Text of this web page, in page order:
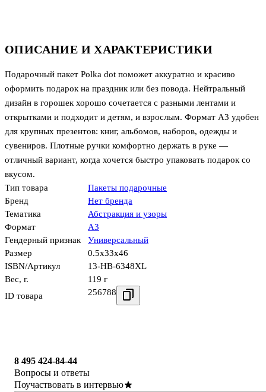
ОПИСАНИЕ И ХАРАКТЕРИСТИКИ
Подарочный пакет Polka dot поможет аккуратно и красиво
оформить подарок на праздник или без повода. Нейтральный
дизайн в горошек хорошо сочетается с разными лентами и
открытками и подходит и детям, и взрослым. Формат А3 удобен
для крупных презентов: книг, альбомов, наборов, одежды и
сувениров. Плотные ручки комфортно держать в руке —
отличный вариант, когда хочется быстро упаковать подарок со
вкусом.
Тип товара
Пакеты подарочные
Бренд
Нет бренда
Тематика
Абстракция и узоры
Формат
А3
Гендерный признак
Универсальный
Размер
0.5x33x46
ISBN/Артикул
13-HB-6348XL
Вес, г.
119 г
ID товара
256788
8 495 424-84-44
Вопросы и ответы
Поучаствовать в интервью